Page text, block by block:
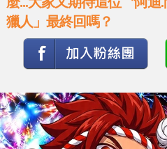
獵人」最終回嗎？